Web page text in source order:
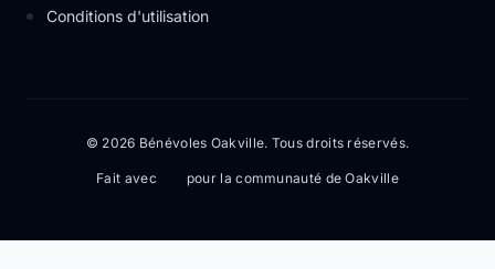
Conditions d'utilisation
© 2026 Bénévoles Oakville. Tous droits réservés.
Fait avec pour la communauté de Oakville